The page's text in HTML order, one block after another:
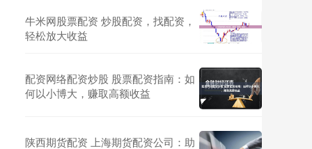
牛米网股票配资 炒股配资，找配资，
轻松放大收益
配资网络配资炒股 股票配资指南：如
何以小博大，赚取高额收益
陕西期货配资 上海期货配资公司：助